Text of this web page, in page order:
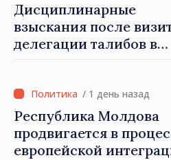
Дисциплинарные
взыскания после
делегации талибов в
занимающие высокие
должности, не знают
политики
/ 1 день назад
Республика Молдова
продвигается в
европейской